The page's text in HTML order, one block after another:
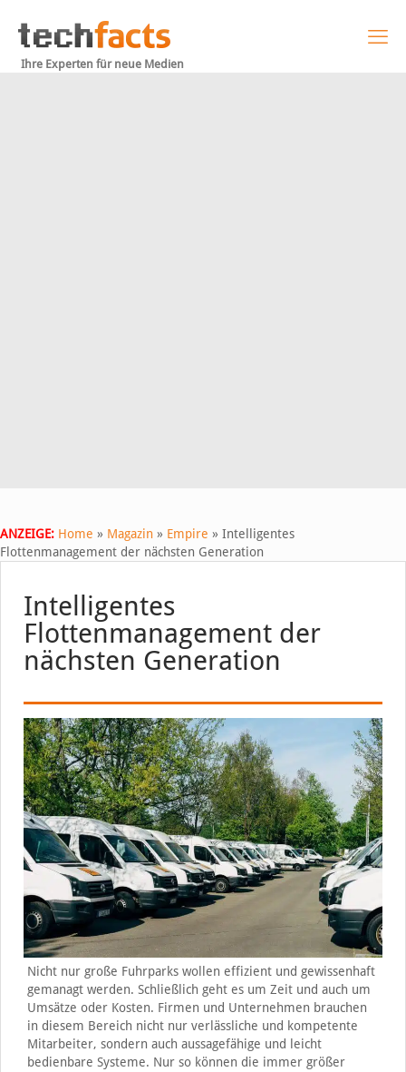
Ihre Experten für neue Medien
ANZEIGE: Home » Magazin » Empire » Intelligentes
Flottenmanagement der nächsten Generation
Intelligentes
Flottenmanagement der
nächsten Generation
Nicht nur große Fuhrparks wollen effizient und gewissenhaft
gemanagt werden. Schließlich geht es um Zeit und auch um
Umsätze oder Kosten. Firmen und Unternehmen brauchen
in diesem Bereich nicht nur verlässliche und kompetente
Mitarbeiter, sondern auch aussagefähige und leicht
bedienbare Systeme. Nur so können die immer größer